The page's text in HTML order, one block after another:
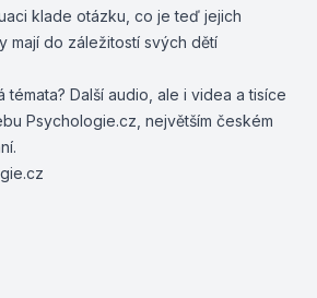
klade otázku, co je teď jejich
mají do záležitostí svých dětí
témata? Další audio, ale i videa a tisíce
Psychologie.cz , největším českém